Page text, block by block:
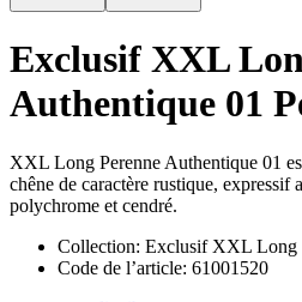
Exclusif XXL
Authentique 01
XXL Long Perenne Authentique 01
chêne de caractère rustique, expressif
polychrome et cendré.
Collection: Exclusif XXL Long
Code de l’article: 61001520